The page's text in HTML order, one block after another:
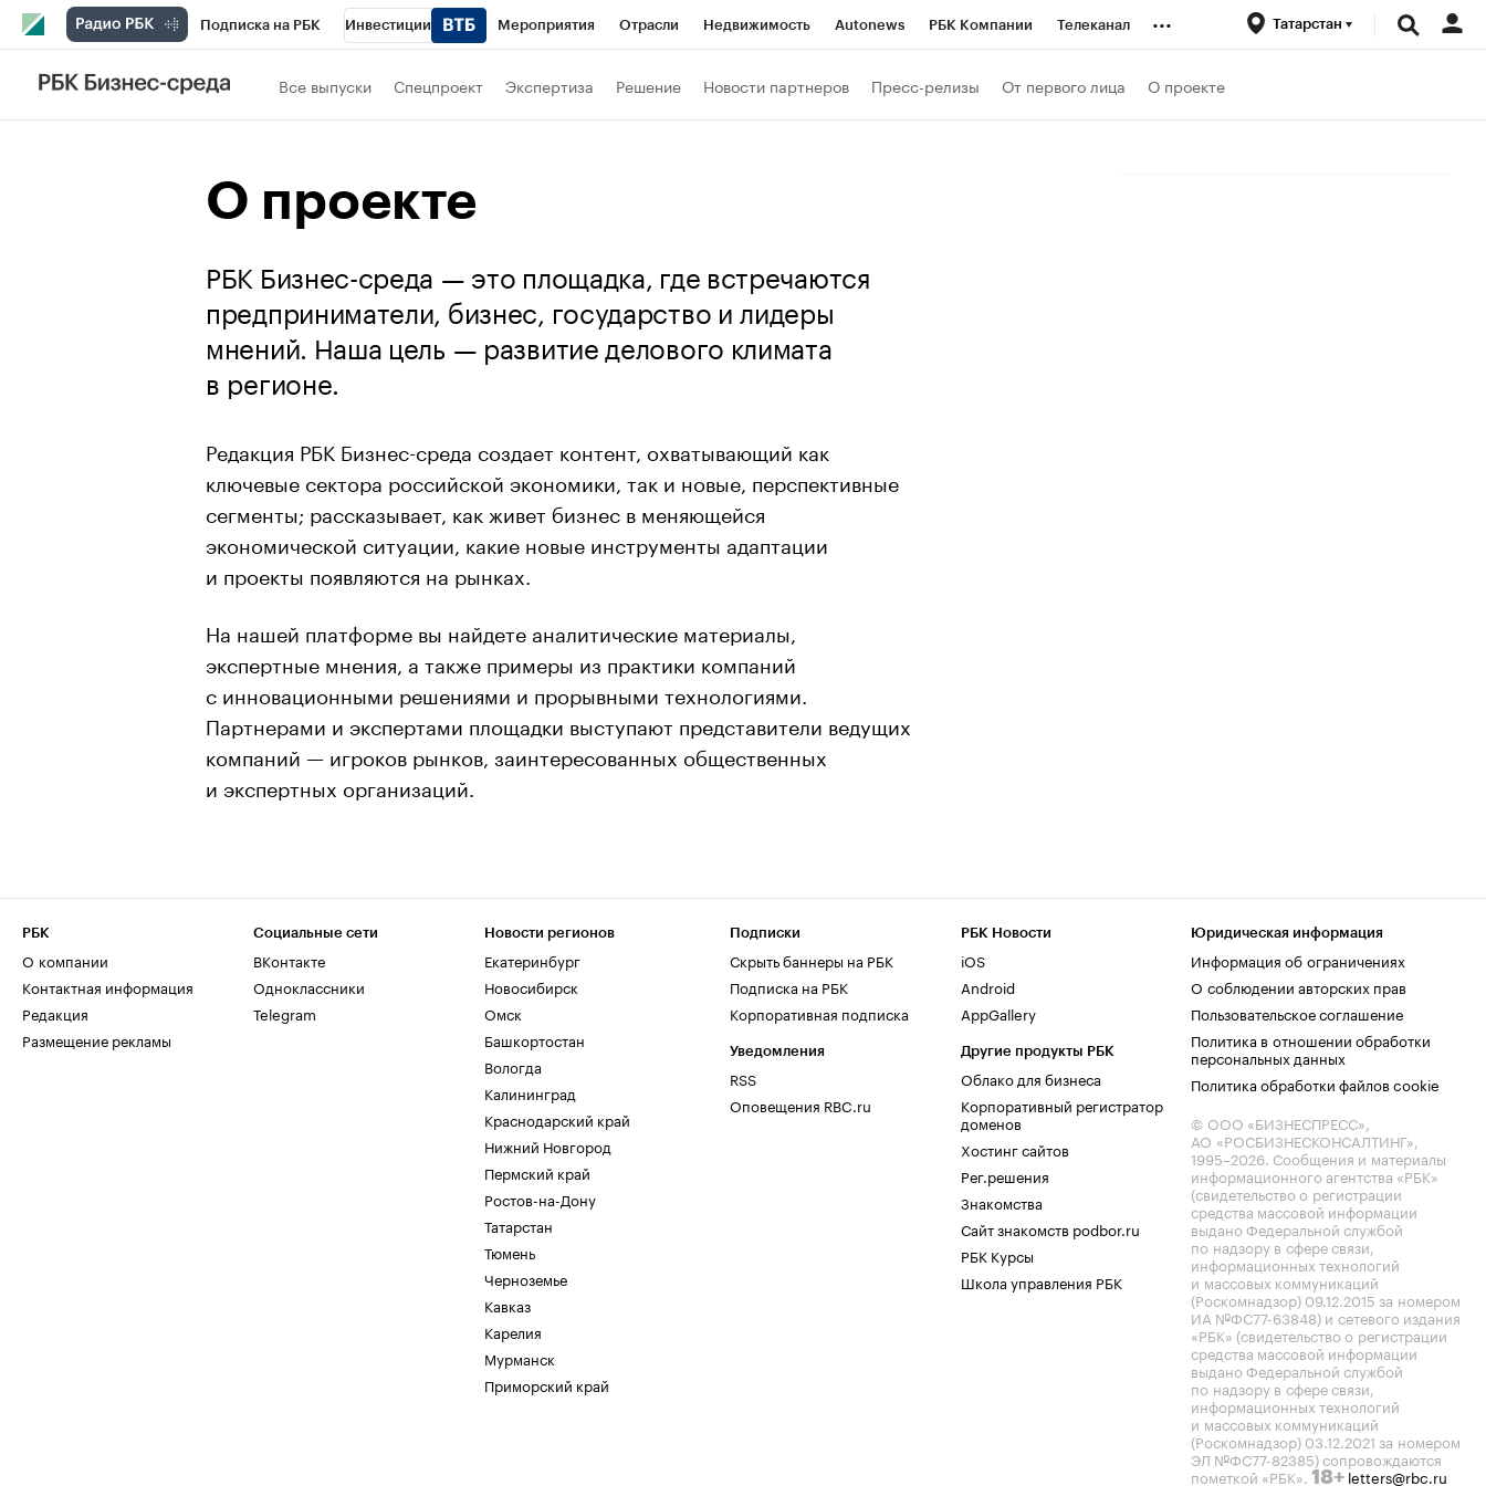
Подписка на РБК Инвестиции Мероприятия Отрасли Недвижимость Autonews РБК Компании Телеканал
РБК Вино
Проверка контрагентов Политика
... Татарстан
Все выпуски Спецпроект Экспертиза Решение Новости партнеров Пресс-релизы От первого лица О проекте
О проекте
РБК Бизнес-среда — это площадка, где встречаются
предприниматели, бизнес, государство и лидеры
мнений. Наша цель — развитие делового климата
в регионе.
Редакция РБК Бизнес-среда создает контент, охватывающий как
ключевые сектора российской экономики, так и новые, перспективные
сегменты; рассказывает, как живет бизнес в меняющейся
экономической ситуации, какие новые инструменты адаптации
и проекты появляются на рынках.
На нашей платформе вы найдете аналитические материалы,
экспертные мнения, а также примеры из практики компаний
с инновационными решениями и прорывными технологиями.
Партнерами и экспертами площадки выступают представители ведущих
компаний — игроков рынков, заинтересованных общественных
и экспертных организаций.
РБК
О компании
Контактная информация
Редакция
Размещение рекламы
Социальные сети
ВКонтакте
Одноклассники
Telegram
Новости регионов
Екатеринбург
Новосибирск
Омск
Башкортостан
Вологда
Калининград
Краснодарский край
Нижний Новгород
Пермский край
Ростов-на-Дону
Татарстан
Тюмень
Черноземье
Кавказ
Карелия
Мурманск
Приморский край
Подписки
Скрыть баннеры на РБК
Подписка на РБК
Корпоративная подписка
Уведомления
RSS
Оповещения RBC.ru
РБК Новости
iOS
Android
AppGallery
Другие продукты РБК
Облако для бизнеса
Корпоративный регистратор
доменов
Хостинг сайтов
Рег.решения
Знакомства
Сайт знакомств podbor.ru
РБК Курсы
Школа управления РБК
Юридическая информация
Информация об ограничениях
О соблюдении авторских прав
Пользовательское соглашение
Политика в отношении обработки
персональных данных
Политика обработки файлов cookie
© ООО «БИЗНЕСПРЕСС»,
АО «РОСБИЗНЕСКОНСАЛТИНГ»,
1995–2026. Сообщения и материалы
информационного агентства «РБК»
(свидетельство о регистрации
средства массовой информации
выдано Федеральной службой
по надзору в сфере связи,
информационных технологий
и массовых коммуникаций
(Роскомнадзор) 09.12.2015 за номером
ИА №ФС77-63848) и сетевого издания
«РБК» (свидетельство о регистрации
средства массовой информации
выдано Федеральной службой
по надзору в сфере связи,
информационных технологий
и массовых коммуникаций
(Роскомнадзор) 03.12.2021 за номером
ЭЛ №ФС77-82385) сопровождаются
пометкой «РБК». 18+ letters@rbc.ru